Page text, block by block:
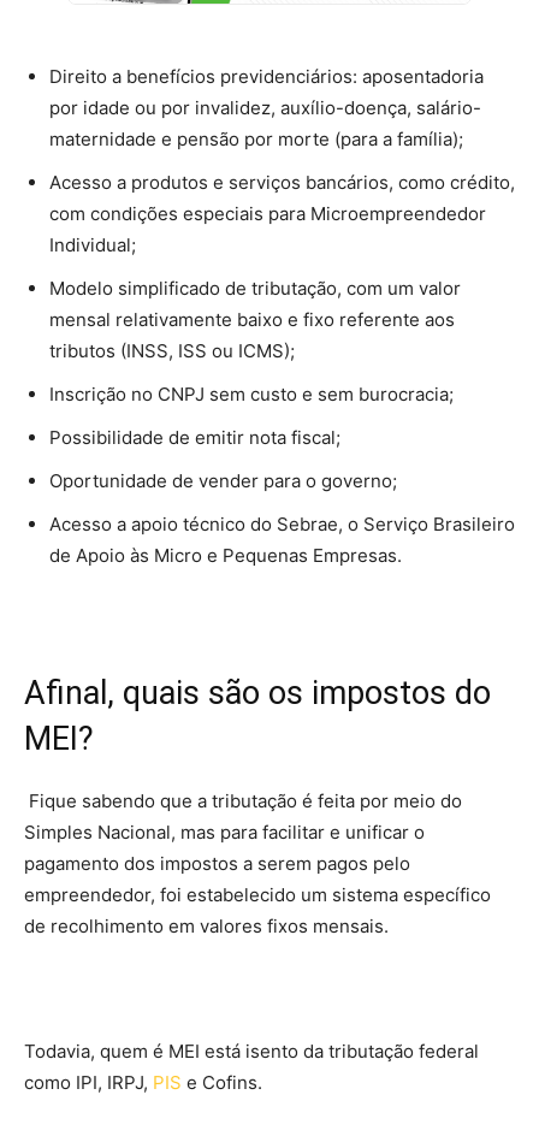
Direito a benefícios previdenciários: aposentadoria
por idade ou por invalidez, auxílio-doença, salário-
maternidade e pensão por morte (para a família);
Acesso a produtos e serviços bancários, como crédito,
com condições especiais para Microempreendedor
Individual;
Modelo simplificado de tributação, com um valor
mensal relativamente baixo e fixo referente aos
tributos (INSS, ISS ou ICMS);
Inscrição no CNPJ sem custo e sem burocracia;
Possibilidade de emitir nota fiscal;
Oportunidade de vender para o governo;
Acesso a apoio técnico do Sebrae, o Serviço Brasileiro
de Apoio às Micro e Pequenas Empresas.
Afinal, quais são os impostos do
MEI?
Fique sabendo que a tributação é feita por meio do
Simples Nacional, mas para facilitar e unificar o
pagamento dos impostos a serem pagos pelo
empreendedor, foi estabelecido um sistema específico
de recolhimento em valores fixos mensais.
Todavia, quem é MEI está isento da tributação federal
como IPI, IRPJ, PIS e Cofins.